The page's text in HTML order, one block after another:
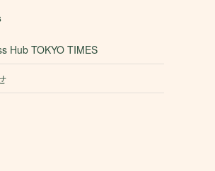
Hub TOKYO TIMES